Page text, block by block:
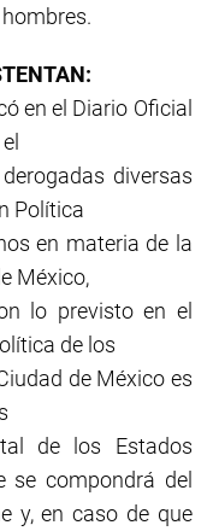
en el Diario Oficial
diversas
Política
en materia de la
México,
lo previsto en el
de los
de México es
de los Estados
se compondrá del
y, en caso de que